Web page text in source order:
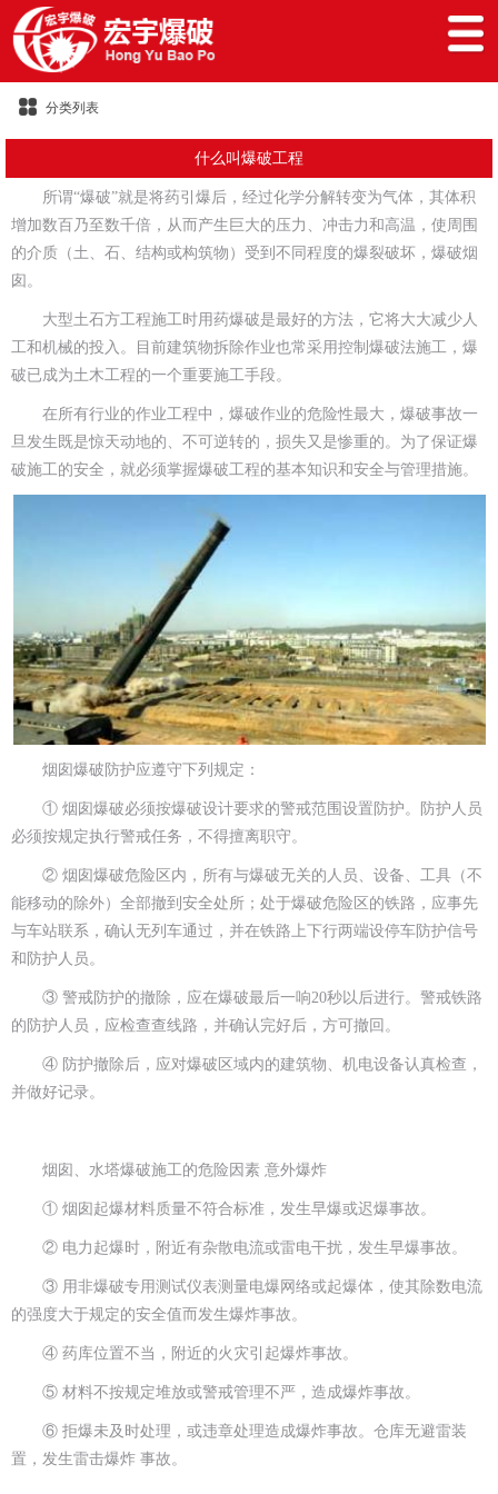
分类列表
什么叫爆破工程
所谓“爆破”就是将药引爆后，经过化学分解转变为气体，其体积
增加数百乃至数千倍，从而产生巨大的压力、冲击力和高温，使周围
的介质（土、石、结构或构筑物）受到不同程度的爆裂破坏，爆破烟
囱。
大型土石方工程施工时用药爆破是最好的方法，它将大大减少人
工和机械的投入。目前建筑物拆除作业也常采用控制爆破法施工，爆
破已成为土木工程的一个重要施工手段。
在所有行业的作业工程中，爆破作业的危险性最大，爆破事故一
旦发生既是惊天动地的、不可逆转的，损失又是惨重的。为了保证爆
破施工的安全，就必须掌握爆破工程的基本知识和安全与管理措施。
烟囱爆破防护应遵守下列规定：
① 烟囱爆破必须按爆破设计要求的警戒范围设置防护。防护人员
必须按规定执行警戒任务，不得擅离职守。
② 烟囱爆破危险区内，所有与爆破无关的人员、设备、工具（不
能移动的除外）全部撤到安全处所；处于爆破危险区的铁路，应事先
与车站联系，确认无列车通过，并在铁路上下行两端设停车防护信号
和防护人员。
③ 警戒防护的撤除，应在爆破最后一响20秒以后进行。警戒铁路
的防护人员，应检查查线路，并确认完好后，方可撤回。
④ 防护撤除后，应对爆破区域内的建筑物、机电设备认真检查，
并做好记录。
烟囱、水塔爆破施工的危险因素 意外爆炸
① 烟囱起爆材料质量不符合标准，发生早爆或迟爆事故。
② 电力起爆时，附近有杂散电流或雷电干扰，发生早爆事故。
③ 用非爆破专用测试仪表测量电爆网络或起爆体，使其除数电流
的强度大于规定的安全值而发生爆炸事故。
④ 药库位置不当，附近的火灾引起爆炸事故。
⑤ 材料不按规定堆放或警戒管理不严，造成爆炸事故。
⑥ 拒爆未及时处理，或违章处理造成爆炸事故。仓库无避雷装
置，发生雷击爆炸 事故。